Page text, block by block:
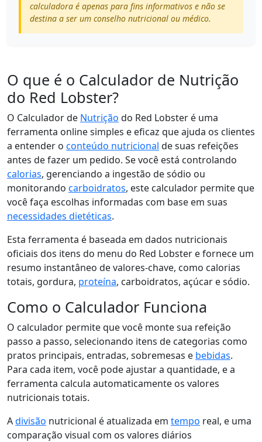
calculadora é apenas para fins informativos e não se
destina a ser um conselho nutricional ou médico.
O que é o Calculador de Nutrição
do Red Lobster?
O Calculador de Nutrição do Red Lobster é uma
ferramenta online simples e eficaz que ajuda os clientes
a entender o conteúdo nutricional de suas refeições
antes de fazer um pedido. Se você está controlando
calorias, gerenciando a ingestão de sódio ou
monitorando carboidratos, este calculador permite que
você faça escolhas informadas com base em suas
necessidades dietéticas.
Esta ferramenta é baseada em dados nutricionais
oficiais dos itens do menu do Red Lobster e fornece um
resumo instantâneo de valores-chave, como calorias
totais, gordura, proteína, carboidratos, açúcar e sódio.
Como o Calculador Funciona
O calculador permite que você monte sua refeição
passo a passo, selecionando itens de categorias como
pratos principais, entradas, sobremesas e bebidas.
Para cada item, você pode ajustar a quantidade, e a
ferramenta calcula automaticamente os valores
nutricionais totais.
Adivisão nutricional é atualizada em tempo real, e uma
comparação visual com os valores diários